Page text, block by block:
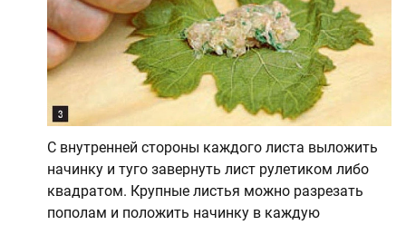
С внутренней стороны каждого листа выложить
начинку и туго завернуть лист рулетиком либо
квадратом. Крупные листья можно разрезать
пополам и положить начинку в каждую